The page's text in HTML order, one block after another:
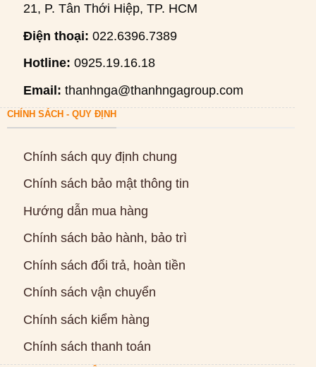
21, P. Tân Thới Hiệp, TP. HCM
Điện thoại: 022.6396.7389
Hotline: 0925.19.16.18
Email: thanhnga@thanhngagroup.com
CHÍNH SÁCH - QUY ĐỊNH
Chính sách quy định chung
Chính sách bảo mật thông tin
Hướng dẫn mua hàng
Chính sách bảo hành, bảo trì
Chính sách đổi trả, hoàn tiền
Chính sách vận chuyển
Chính sách kiểm hàng
Chính sách thanh toán